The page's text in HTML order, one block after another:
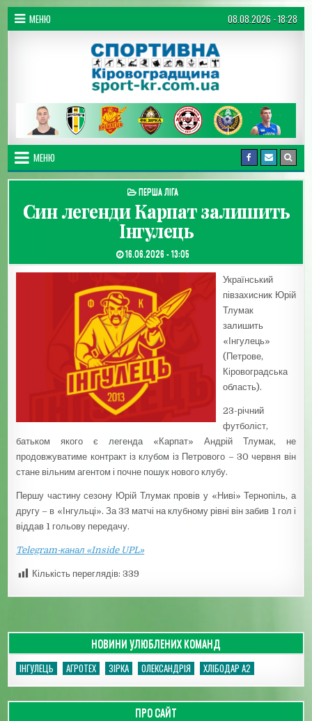
Перейти до вмісту
МЕНЮ 08.08.2026 - 18:28
Спортивна Кіровоградщина
МЕНЮ
ОПУБЛІКУВАТИ В
ПЕРША ЛІГА
Син легенди Карпат залишить
Інгулець
ДАТА ЗАПИСИ:
16.06.2026 - 13:05
Український
півзахисник Юрій
Тлумак
залишить
«Інгулець»
(Петрове,
Кіровоградська
область).
23-річний
футболіст,
батьком якого є легенда «Карпат» Андрій Тлумак, не
продовжуватиме контракт із клубом із Петрового – 30 червня він
стане вільним агентом і почне пошук нового клубу.
Першу частину сезону Юрій Тлумак провів у «Ниві» Тернопіль, а
другу – в «Інгульці». За 33 матчі на клубному рівні він забив 1 гол і
віддав 1 гольову передачу.
Telegram-канал «Inside UPL»
Кількість переглядів: 339
НОВИНИ УЛЮБЛЕНИХ КОМАНД
ІНГУЛЕЦЬ АГРОТЕХ ЗІРКА ОЛЕКСАНДРІЯ ХЛІБОДАР А2
ПРО САЙТ